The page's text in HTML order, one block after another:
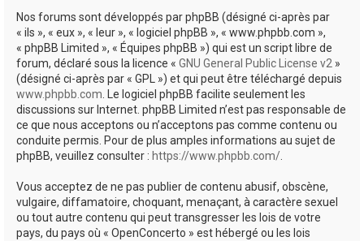
Nos forums sont développés par phpBB (désigné ci-après par
« ils », « eux », « leur », « logiciel phpBB », « www.phpbb.com »,
« phpBB Limited », « Équipes phpBB ») qui est un script libre de
forum, déclaré sous la licence « GNU General Public License v2 »
(désigné ci-après par « GPL ») et qui peut être téléchargé depuis
www.phpbb.com. Le logiciel phpBB facilite seulement les
discussions sur Internet. phpBB Limited n’est pas responsable de
ce que nous acceptons ou n’acceptons pas comme contenu ou
conduite permis. Pour de plus amples informations au sujet de
phpBB, veuillez consulter : https://www.phpbb.com/.
Vous acceptez de ne pas publier de contenu abusif, obscène,
vulgaire, diffamatoire, choquant, menaçant, à caractère sexuel
ou tout autre contenu qui peut transgresser les lois de votre
pays, du pays où « OpenConcerto » est hébergé ou les lois